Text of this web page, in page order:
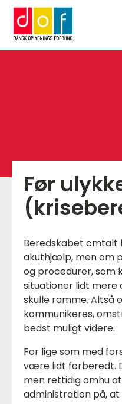
Før
Beredskabet omtalt
akuthjælp, men om
og procedurer, som
situationer lidt mere
skulle ramme. Altså
kommunikeres,
bedst muligt videre.
For lige som med
være lidt forberedt.
men rettidig omhu
administration på, at